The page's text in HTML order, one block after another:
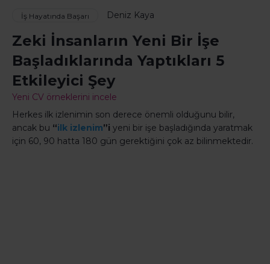
İş Hayatında Başarı Deniz Kaya
Zeki İnsanların Yeni Bir İşe
Başladıklarında Yaptıkları 5
Etkileyici Şey
Yeni CV örneklerini incele
Herkes ilk izlenimin son derece önemli olduğunu bilir,
ancak bu “ilk izlenim”i yeni bir işe başladığında yaratmak
için 60, 90 hatta 180 gün gerektiğini çok az bilinmektedir.